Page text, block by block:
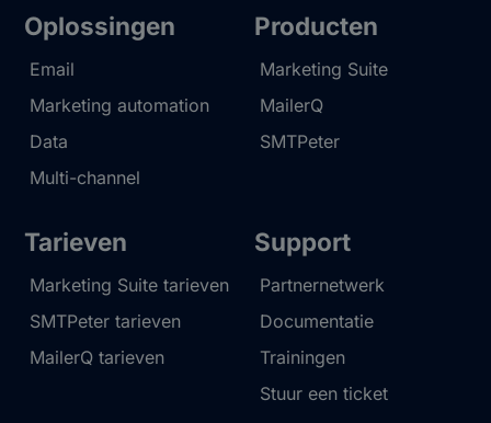
Oplossingen
Email
Marketing automation
Data
Multi-channel
Producten
Marketing Suite
MailerQ
SMTPeter
Tarieven
Marketing Suite tarieven
SMTPeter tarieven
MailerQ tarieven
Support
Partnernetwerk
Documentatie
Trainingen
Stuur een ticket